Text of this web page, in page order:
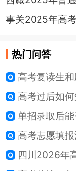
事关2025年高
热门问答
高考复读生
高考过后如
单招录取后
高考志愿填
四川2026年